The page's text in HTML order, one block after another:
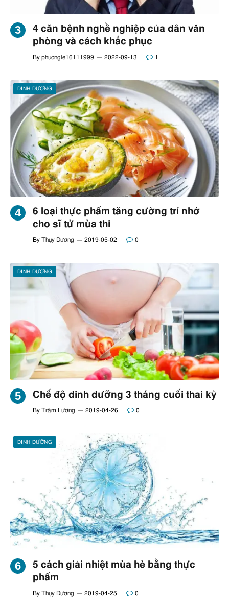
4 căn bệnh nghề nghiệp của dân văn
phòng và cách khắc phục
By phuongle16111999 2022-09-13 1
DINH DƯỠNG
6 loại thực phẩm tăng cường trí nhớ
cho sĩ tử mùa thi
By Thụy Dương 2019-05-02 0
DINH DƯỠNG
Chế độ dinh dưỡng 3 tháng cuối thai kỳ
By Trâm Lương 2019-04-26 0
DINH DƯỠNG
5 cách giải nhiệt mùa hè bằng thực
phẩm
By Thụy Dương 2019-04-25 0